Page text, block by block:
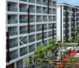
Previous